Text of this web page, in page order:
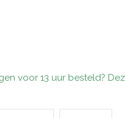
voor 13 uur besteld?